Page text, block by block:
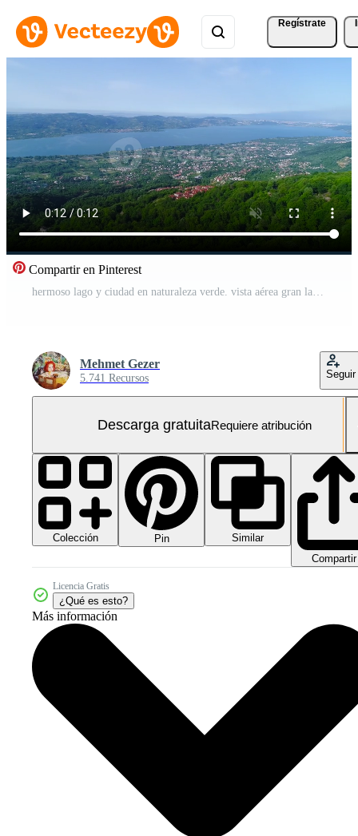
Regístrate
Compartir en Pinterest
hermoso lago y ciudad en naturaleza verde. vista aérea gran lago y ciudad en valle verde. sakarya-sapanca ciudad de, turquía. Vídeo Gratis
Mehmet Gezer
5.741 Recursos Seguir
Descarga gratuitaRequiere atribución
Colección Pin
Similar
Compartir
Licencia Gratis
¿Qué es esto?
Más información